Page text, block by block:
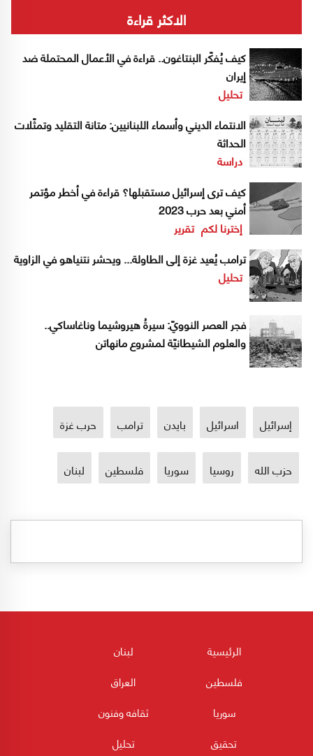
الاكثر قراءة
كيف يُفكّر البنتاغون.. قراءة في الأعمال المحتملة ضد
إيران
تحليل
الانتماء الديني وأسماء اللبنانيين: متانة التقليد وتمثّلات
الحداثة
دراسة
كيف ترى إسرائيل مستقبلها؟ قراءة في أخطر مؤتمر
أمني بعد حرب 2023
إخترنا لكم تقرير
ترامب يُعيد غزة إلى الطاولة... ويحشر نتنياهو في الزاوية
تحليل
فجر العصر النوويّ: سيرةُ هيروشيما وناغاساكي..
والعلوم الشيطانيّة لمشروع مانهاتن
إسرائيل اسرائيل بايدن ترامب حرب غزة
حزب الله روسيا سوريا فلسطين لبنان
الرئيسية
لبنان
فلسطين
العراق
سوريا
ثقافه وفنون
تحقيق
تحليل